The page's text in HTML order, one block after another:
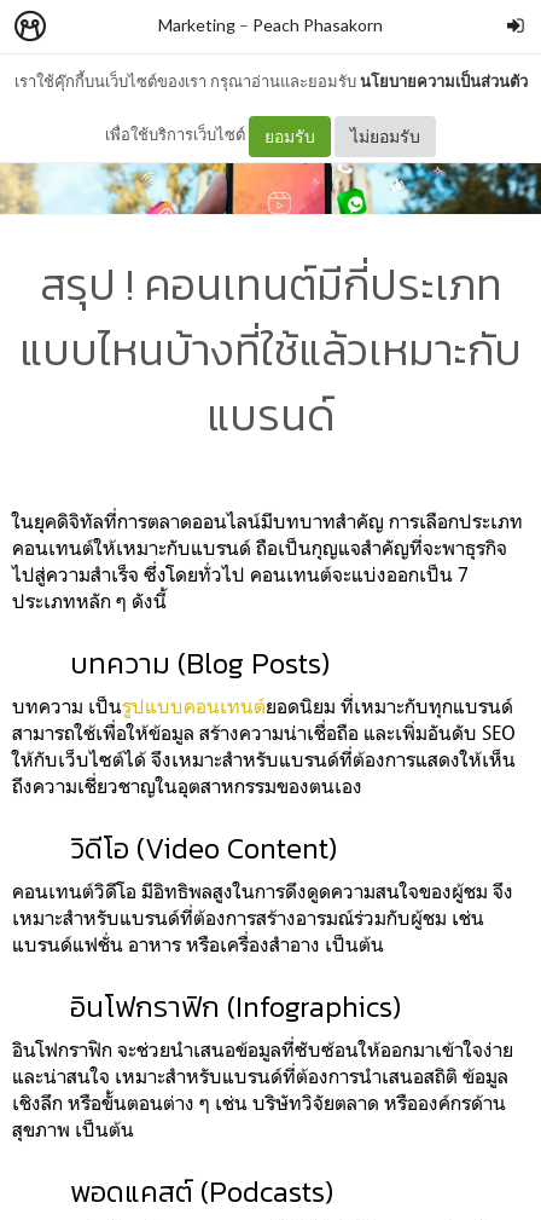
เราใช้คุ๊กกี้บนเว็บไซต์ของเรา กรุณาอ่านและยอมรับนโยบายความเป็นส่วนตัว
เพื่อใช้บริการเว็บไซต์ ยอมรับ ไม่ยอมรับ
Marketing – Peach Phasakorn
สรุป ! คอนเทนต์มีกี่ประเภท
แบบไหนบ้างที่ใช้แล้วเหมาะกับ
แบรนด์
ในยุคดิจิทัลที่การตลาดออนไลน์มีบทบาทสำคัญ การเลือกประเภท
คอนเทนต์ให้เหมาะกับแบรนด์ ถือเป็นกุญแจสำคัญที่จะพาธุรกิจ
ไปสู่ความสำเร็จ ซึ่งโดยทั่วไป คอนเทนต์จะแบ่งออกเป็น 7
ประเภทหลัก ๆ ดังนี้
บทความ (Blog Posts)
บทความ เป็นรูปแบบคอนเทนต์ยอดนิยม ที่เหมาะกับทุกแบรนด์
สามารถใช้เพื่อให้ข้อมูล สร้างความน่าเชื่อถือ และเพิ่มอันดับ SEO
ให้กับเว็บไซต์ได้ จึงเหมาะสำหรับแบรนด์ที่ต้องการแสดงให้เห็น
ถึงความเชี่ยวชาญในอุตสาหกรรมของตนเอง
วิดีโอ (Video Content)
คอนเทนต์วิดีโอ มีอิทธิพลสูงในการดึงดูดความสนใจของผู้ชม จึง
เหมาะสำหรับแบรนด์ที่ต้องการสร้างอารมณ์ร่วมกับผู้ชม เช่น
แบรนด์แฟชั่น อาหาร หรือเครื่องสำอาง เป็นต้น
อินโฟกราฟิก (Infographics)
อินโฟกราฟิก จะช่วยนำเสนอข้อมูลที่ซับซ้อนให้ออกมาเข้าใจง่าย
และน่าสนใจ เหมาะสำหรับแบรนด์ที่ต้องการนำเสนอสถิติ ข้อมูล
เชิงลึก หรือขั้นตอนต่าง ๆ เช่น บริษัทวิจัยตลาด หรือองค์กรด้าน
สุขภาพ เป็นต้น
พอดแคสต์ (Podcasts)